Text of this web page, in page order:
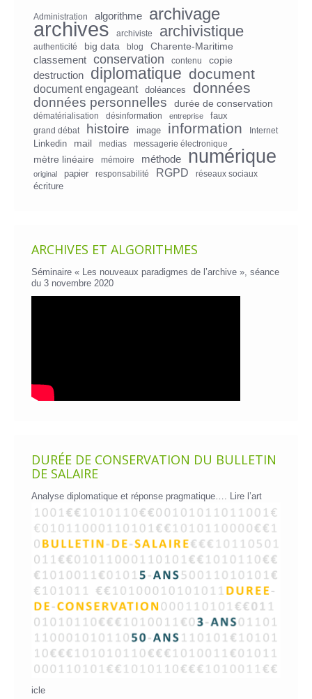
Administration algorithme archivage
archives archiviste archivistique
authenticité big data blog
Charente-Maritime
classement
conservation contenu
copie
destruction
diplomatique document
document engageant doléances données
données personnelles durée de conservation
dématérialisation désinformation entreprise faux
grand débat histoire image information Internet
Linkedin mail medias messagerie électronique
mètre linéaire mémoire méthode numérique
original papier responsabilité RGPD réseaux sociaux
écriture
ARCHIVES ET ALGORITHMES
Séminaire « Les nouveaux paradigmes de l’archive », séance
du 3 novembre 2020
DURÉE DE CONSERVATION DU BULLETIN
DE SALAIRE
Analyse diplomatique et réponse pragmatique…. Lire l’art
icle